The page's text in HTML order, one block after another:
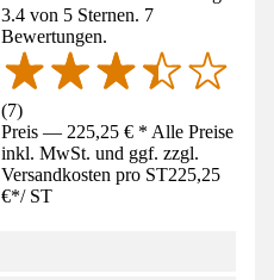
3.4 von 5 Sternen. 7
Bewertungen.
(7)
Preis — 225,25 € * Alle Preise
inkl. MwSt. und ggf. zzgl.
Versandkosten pro ST225,25
€*/ ST